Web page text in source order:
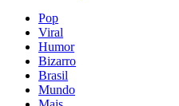
Pop
Viral
Humor
Bizarro
Brasil
Mundo